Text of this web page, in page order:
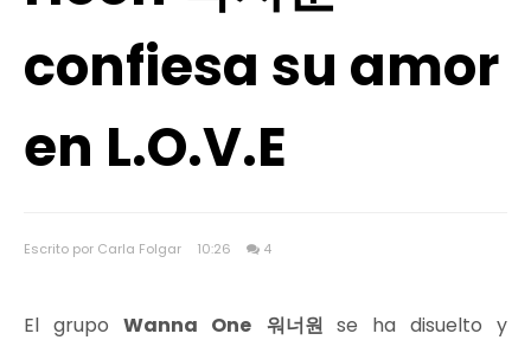
confiesa su amor
en L.O.V.E
Escrito por Carla Folgar 10:26 4
El grupoWanna One 워너원 se ha disuelto y